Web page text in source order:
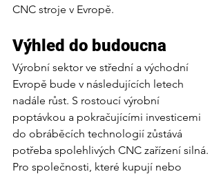
CNC stroje v Evropě.
Výhled do budoucna
Výrobní sektor ve střední a východní
Evropě bude v následujících letech
nadále růst. S rostoucí výrobní
poptávkou a pokračujícími investicemi
do obráběcích technologií zůstává
potřeba spolehlivých CNC zařízení silná.
Pro společnosti, které kupují nebo